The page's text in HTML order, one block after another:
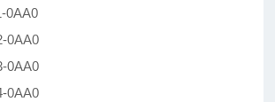
0AA0
0AA0
0AA0
0AA0